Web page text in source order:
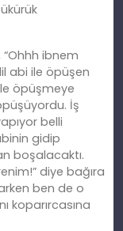
ibnem
abi ile öpüşen
öpüşmeye
İş
belli
gidip
boşalacaktı.
diye bağıra
ben de o
koparırcasına